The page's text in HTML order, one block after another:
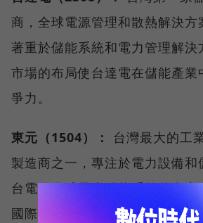
商，全球電源管理和散熱解決方
著重於儲能系統和電力管理解決
市場的布局使台達電在儲能產業
爭力。
東元（1504）：
台灣最大的工
製造商之一，專注於電力設備和
台電及全球最大儲能系統整合
國際團隊，完成龍潭儲能案場系